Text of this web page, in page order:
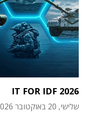
IT FOR IDF 2026
שלישי, 20 באוקטובר 2026